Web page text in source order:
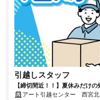
引越しスタッフ
【締切間近！！】夏休みだけ
額手渡しでスグ稼げる！誰でも
アート引越センター 西宮北